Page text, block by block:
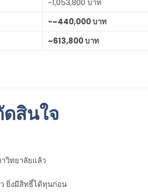
-~440,000 บาท
~613,800 บาท
สินใจ
วิทยาลัยแล้ว
ว ยิ่งมีสิทธิ์ได้ทุนก่อน